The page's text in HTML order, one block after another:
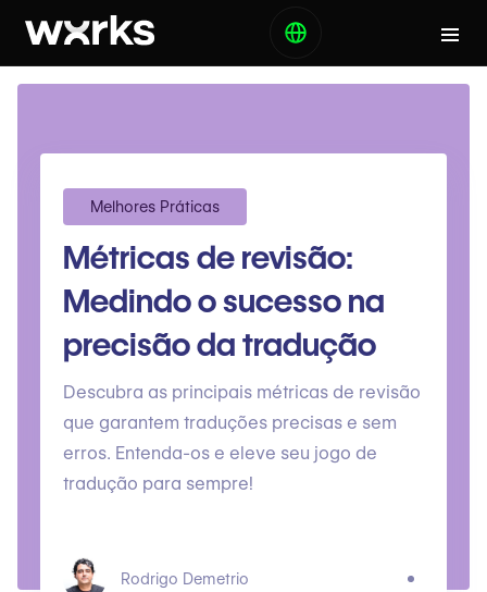
Melhores Práticas
Métricas de revisão:
Medindo o sucesso na
precisão da tradução
Descubra as principais métricas de revisão
que garantem traduções precisas e sem
erros. Entenda-os e eleve seu jogo de
tradução para sempre!
Rodrigo Demetrio